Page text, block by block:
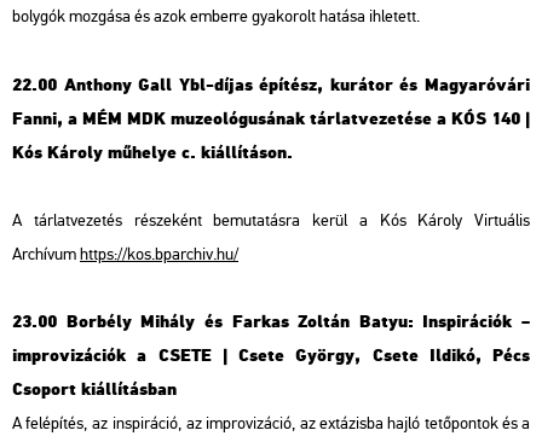
bolygók mozgása és azok emberre gyakorolt hatása ihletett.
22.00 Anthony Gall Ybl-díjas építész, kurátor és Magyaróvári
Fanni, a MÉM MDK muzeológusának tárlatvezetése a KÓS 140 |
Kós Károly műhelye c. kiállításon.
A tárlatvezetés részeként bemutatásra kerül a Kós Károly Virtuális
Archívumhttps://kos.bparchiv.hu/
23.00 Borbély Mihály és Farkas Zoltán Batyu: Inspirációk –
improvizációk a CSETE | Csete György, Csete Ildikó, Pécs
Csoport kiállításban
A felépítés, az inspiráció, az improvizáció, az extázisba hajló tetőpontok és a